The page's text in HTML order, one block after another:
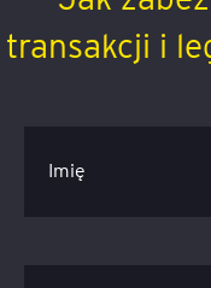
transakcji i
Imię